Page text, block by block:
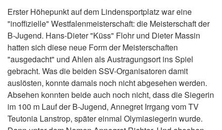
Erster Höhepunkt auf dem Lindensportplatz war eine
"inoffizielle" Westfalenmeisterschaft: die Meisterschaft der
B-Jugend. Hans-Dieter "Küss" Flohr und Dieter Massin
hatten sich diese neue Form der Meisterschaften
"ausgedacht" und Ahlen als Austragungsort ins Spiel
gebracht. Was die beiden SSV-Organisatoren damit
auslösten, konnte damals noch nicht abgesehen werden.
Absehen konnten beide auch noch nicht, dass die Siegerin
im 100 m Lauf der B-Jugend, Annegret Irrgang vom TV
Teutonia Lanstrop, später einmal Olymiasiegerin wurde.